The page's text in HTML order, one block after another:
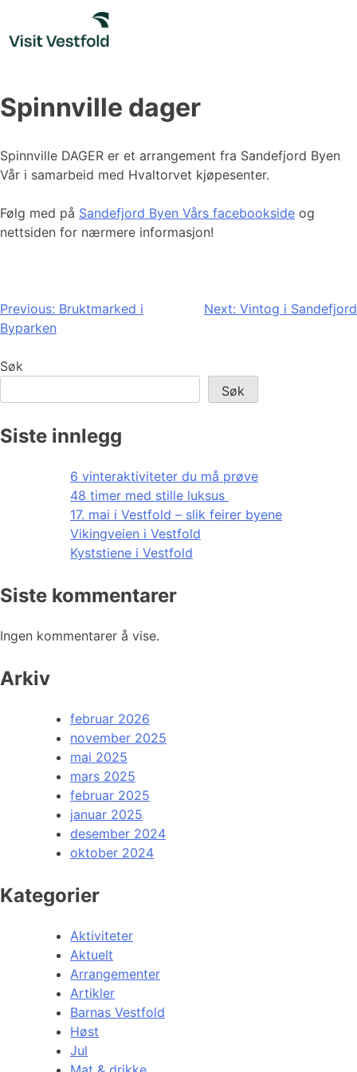
content
Spinnville dager
Spinnville DAGER er et arrangement fra Sandefjord Byen
Vår i samarbeid med Hvaltorvet kjøpesenter.
Følg med på Sandefjord Byen Vårs facebookside og
nettsiden for nærmere informasjon!
Innleggsnavigasjon
Previous: Bruktmarked i
Byparken
Next: Vintog i Sandefjord
Søk
Søk
Siste innlegg
6 vinteraktiviteter du må prøve
48 timer med stille luksus
17. mai i Vestfold – slik feirer byene
Vikingveien i Vestfold
Kyststiene i Vestfold
Siste kommentarer
Ingen kommentarer å vise.
Arkiv
februar 2026
november 2025
mai 2025
mars 2025
februar 2025
januar 2025
desember 2024
oktober 2024
Kategorier
Aktiviteter
Aktuelt
Arrangementer
Artikler
Barnas Vestfold
Høst
Jul